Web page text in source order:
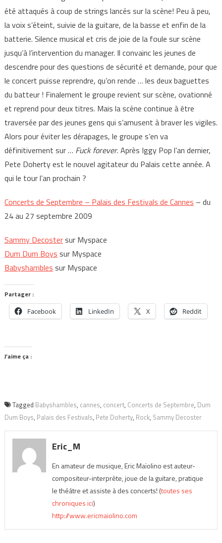
été attaqués à coup de strings lancés sur la scène! Peu à peu,
la voix s’éteint, suivie de la guitare, de la basse et enfin de la
batterie. Silence musical et cris de joie de la foule sur scène
jusqu’à l’intervention du manager. Il convainc les jeunes de
descendre pour des questions de sécurité et demande, pour que
le concert puisse reprendre, qu’on rende … les deux baguettes
du batteur ! Finalement le groupe revient sur scène, ovationné
et reprend pour deux titres. Mais la scène continue à être
traversée par des jeunes gens qui s’amusent à braver les vigiles.
Alors pour éviter les dérapages, le groupe s’en va
définitivement sur … Fuck forever. Après Iggy Pop l’an dernier,
Pete Doherty est le nouvel agitateur du Palais cette année. A
qui le tour l’an prochain ?
Concerts de Septembre – Palais des Festivals de Cannes – du
24 au 27 septembre 2009
Sammy Decostersur Myspace
Dum Dum Boys sur Myspace
Babyshambles sur Myspace
Partager :
Facebook LinkedIn X Reddit
J’aime ça :
Tagged Babyshambles, cannes, concert, Concerts de Septembre, Dum
Dum Boys, Palais des Festivals, Pete Doherty, Rock, Sammy Decoster
Eric_M
En amateur de musique, Eric Maïolino est auteur-
compositeur-interprète, joue de la guitare, pratique
le théâtre et assiste à des concerts! (toutes ses
chroniques ici)
http://www.ericmaiolino.com